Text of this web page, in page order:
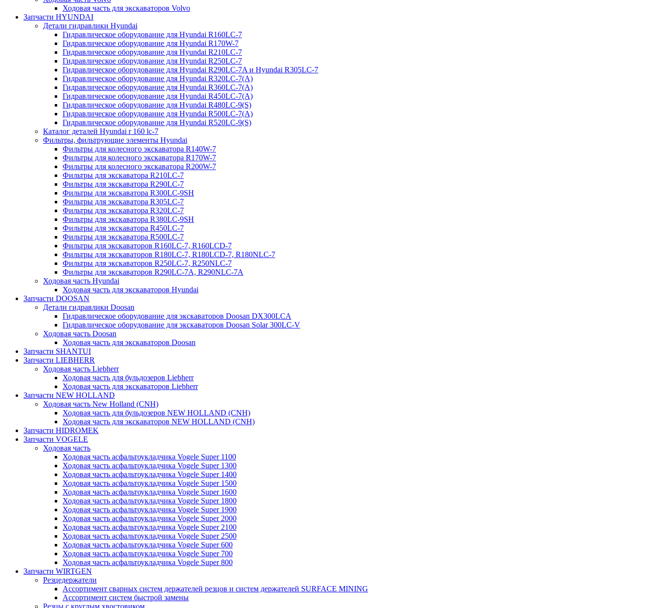
Ходовая часть для экскаваторов Volvo
Запчасти HYUNDAI
Детали гидравлики Hyundai
Гидравлическое оборудование для Hyundai R160LC-7
Гидравлическое оборудование для Hyundai R170W-7
Гидравлическое оборудование для Hyundai R210LC-7
Гидравлическое оборудование для Hyundai R250LC-7
Гидравлическое оборудование для Hyundai R290LC-7A и Hyundai R305LC-7
Гидравлическое оборудование для Hyundai R320LC-7(A)
Гидравлическое оборудование для Hyundai R360LC-7(A)
Гидравлическое оборудование для Hyundai R450LC-7(A)
Гидравлическое оборудование для Hyundai R480LC-9(S)
Гидравлическое оборудование для Hyundai R500LC-7(A)
Гидравлическое оборудование для Hyundai R520LC-9(S)
Каталог деталей Hyundai r 160 lc-7
Фильтры, фильтрующие элементы Hyundai
Фильтры для колесного экскаватора R140W-7
Фильтры для колесного экскаватора R170W-7
Фильтры для колесного экскаватора R200W-7
Фильтры для экскаватора R210LC-7
Фильтры для экскаватора R290LC-7
Фильтры для экскаватора R300LC-9SH
Фильтры для экскаватора R305LC-7
Фильтры для экскаватора R320LC-7
Фильтры для экскаватора R380LC-9SH
Фильтры для экскаватора R450LC-7
Фильтры для экскаватора R500LC-7
Фильтры для экскаваторов R160LC-7, R160LCD-7
Фильтры для экскаваторов R180LC-7, R180LCD-7, R180NLC-7
Фильтры для экскаваторов R250LC-7, R250NLC-7
Фильтры для экскаваторов R290LC-7A, R290NLC-7A
Ходовая часть Hyundai
Ходовая часть для экскаваторов Hyundai
Запчасти DOOSAN
Детали гидравлики Doosan
Гидравлическое оборудование для экскаваторов Doosan DX300LCA
Гидравлическое оборудование для экскаваторов Doosan Solar 300LC-V
Ходовая часть Doosan
Ходовая часть для экскаваторов Doosan
Запчасти SHANTUI
Запчасти LIEBHERR
Ходовая часть Liebherr
Ходовая часть для бульдозеров Liebherr
Ходовая часть для экскаваторов Liebherr
Запчасти NEW HOLLAND
Ходовая часть New Holland (CNH)
Ходовая часть для бульдозеров NEW HOLLAND (CNH)
Ходовая часть для экскаваторов NEW HOLLAND (CNH)
Запчасти HIDROMEK
Запчасти VOGELE
Ходовая часть
Ходовая часть асфальтоукладчика Vogele Super 1100
Ходовая часть асфальтоукладчика Vogele Super 1300
Ходовая часть асфальтоукладчика Vogele Super 1400
Ходовая часть асфальтоукладчика Vogele Super 1500
Ходовая часть асфальтоукладчика Vogele Super 1600
Ходовая часть асфальтоукладчика Vogele Super 1800
Ходовая часть асфальтоукладчика Vogele Super 1900
Ходовая часть асфальтоукладчика Vogele Super 2000
Ходовая часть асфальтоукладчика Vogele Super 2100
Ходовая часть асфальтоукладчика Vogele Super 2500
Ходовая часть асфальтоукладчика Vogele Super 600
Ходовая часть асфальтоукладчика Vogele Super 700
Ходовая часть асфальтоукладчика Vogele Super 800
Запчасти WIRTGEN
Резцедержатели
Ассортимент сварных систем держателей резцов и систем держателей SURFACE MINING
Ассортимент систем быстрой замены
Резцы с круглым хвостовиком